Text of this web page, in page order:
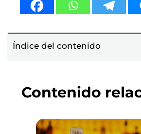
Índice del contenido
Contenido